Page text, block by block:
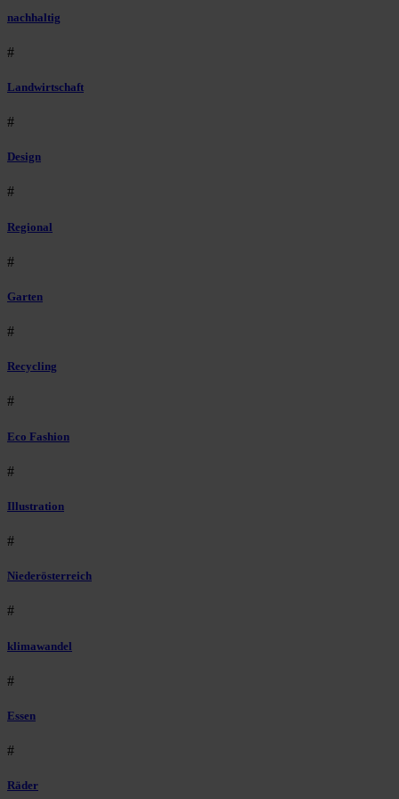
nachhaltig
#
Landwirtschaft
#
Design
#
Regional
#
Garten
#
Recycling
#
Eco Fashion
#
Illustration
#
Niederösterreich
#
klimawandel
#
Essen
#
Räder